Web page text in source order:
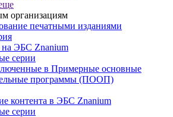
организациям
печатными изданиями
ЭБС Znanium
серии
в Примерные основные
программы (ПООП)
контента в ЭБС Znanium
серии